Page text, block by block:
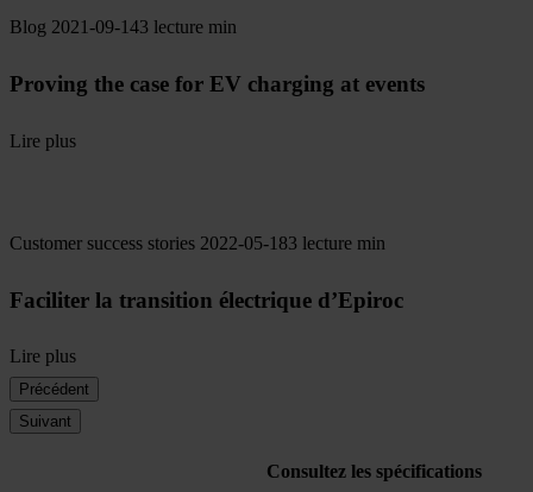
Blog 2021-09-143 lecture min
Proving the case for EV charging at events
Lire plus
Customer success stories 2022-05-183 lecture min
Faciliter la transition électrique d’Epiroc
Lire plus
Précédent
Suivant
Consultez les spécifications